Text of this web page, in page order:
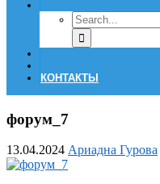
КОНТАКТЫ
форум_7
13.04.2024 Ариадна Гурова